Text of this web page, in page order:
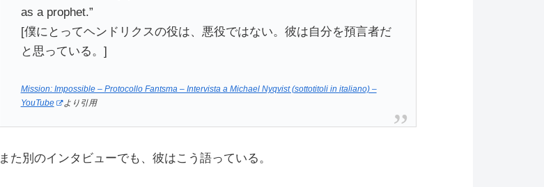
as a prophet.”
[僕にとってヘンドリクスの役は、悪役ではない。彼は自分を預言者だ
と思っている。]
Mission: Impossible – Protocollo Fantsma – Intervista a Michael Nyqvist (sottotitoli in italiano) –
YouTube
より引用
また別のインタビューでも、彼はこう語っている。